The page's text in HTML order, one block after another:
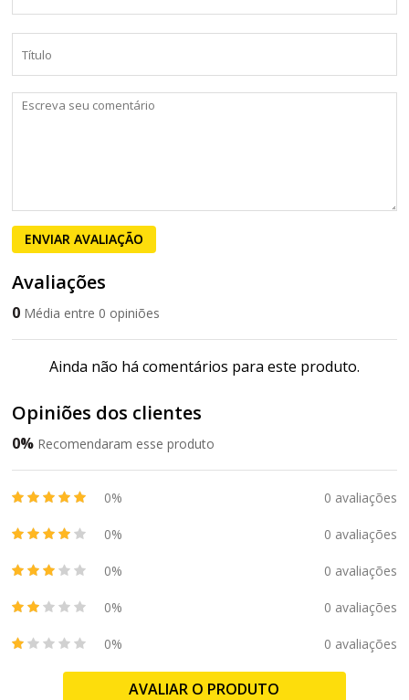
ENVIAR AVALIAÇÃO
Avaliações
0 Média entre 0 opiniões
Ainda não há comentários para este produto.
Opiniões dos clientes
0% Recomendaram esse produto
0% 0 avaliações
0% 0 avaliações
0% 0 avaliações
0% 0 avaliações
0% 0 avaliações
AVALIAR O PRODUTO